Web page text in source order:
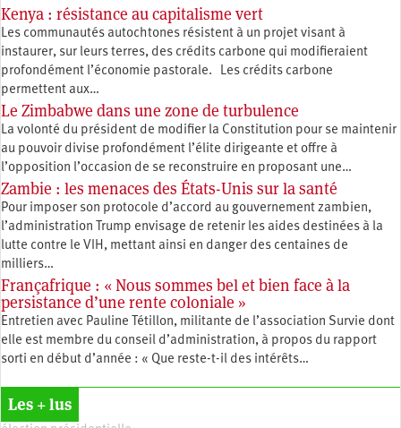
Kenya : résistance au capitalisme vert
Les communautés autochtones résistent à un projet visant à
instaurer, sur leurs terres, des crédits carbone qui modifieraient
profondément l’économie pastorale. Les crédits carbone
permettent aux…
Le Zimbabwe dans une zone de turbulence
La volonté du président de modifier la Constitution pour se maintenir
au pouvoir divise profondément l’élite dirigeante et offre à
l’opposition l’occasion de se reconstruire en proposant une…
Zambie : les menaces des États-Unis sur la santé
Pour imposer son protocole d’accord au gouvernement zambien,
l’administration Trump envisage de retenir les aides destinées à la
lutte contre le VIH, mettant ainsi en danger des centaines de
milliers…
Françafrique : « Nous sommes bel et bien face à la
persistance d’une rente coloniale »
Entretien avec Pauline Tétillon, militante de l’association Survie dont
elle est membre du conseil d’administration, à propos du rapport
sorti en début d’année : « Que reste-t-il des intérêts…
Les + lus